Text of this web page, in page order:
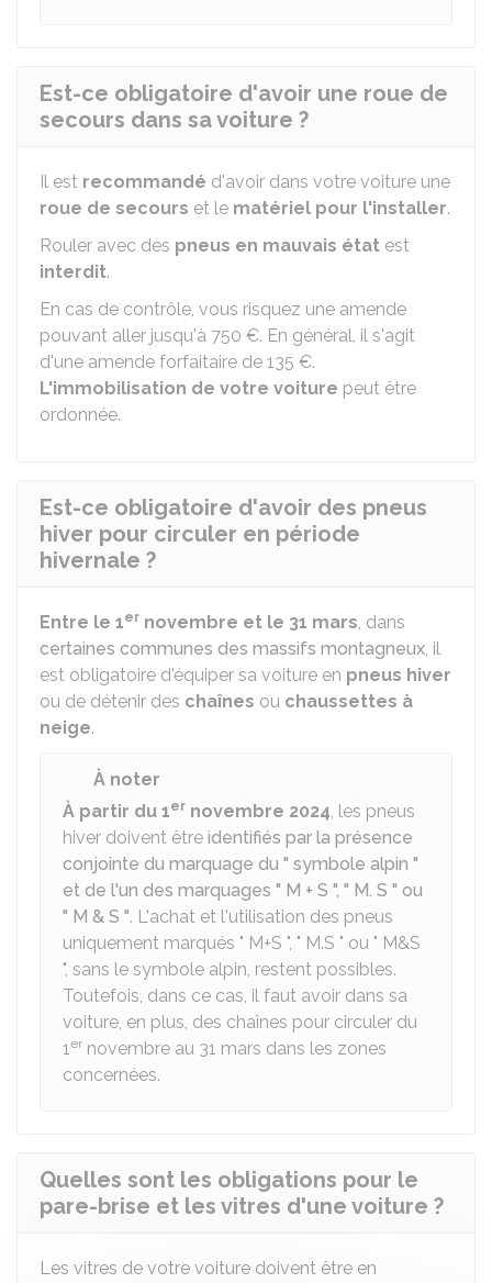
Est-ce obligatoire d'avoir une roue de
secours dans sa voiture ?
Il est recommandé d'avoir dans votre voiture une
roue de secours et le matériel pour l'installer.
Rouler avec des pneus en mauvais état est
interdit.
En cas de contrôle, vous risquez une amende
pouvant aller jusqu'à 750 €. En général, il s'agit
d'une amende forfaitaire de 135 €.
L'immobilisation de votre voiture peut être
ordonnée.
Est-ce obligatoire d'avoir des pneus
hiver pour circuler en période
hivernale ?
Entre le 1er novembre et le 31 mars, dans
certaines communes des massifs montagneux, il
est obligatoire d'équiper sa voiture en pneus hiver
ou de détenir des chaînes ou chaussettes à
neige.
À noter
À partir du 1er novembre 2024, les pneus
hiver doivent être identifiés par la présence
conjointe du marquage du " symbole alpin "
et de l'un des marquages " M + S ", " M. S " ou
" M & S ". L'achat et l'utilisation des pneus
uniquement marqués " M+S ", " M.S " ou " M&S
", sans le symbole alpin, restent possibles.
Toutefois, dans ce cas, il faut avoir dans sa
voiture, en plus, des chaînes pour circuler du
1er novembre au 31 mars dans les zones
concernées.
Quelles sont les obligations pour le
pare-brise et les vitres d'une voiture ?
Les vitres de votre voiture doivent être en